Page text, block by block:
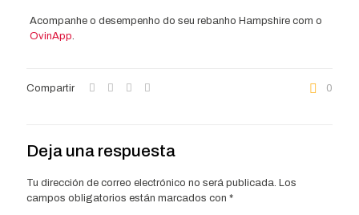
Acompanhe o desempenho do seu rebanho Hampshire com o
OvinApp.
Compartir 0
Deja una respuesta
Tu dirección de correo electrónico no será publicada. Los
campos obligatorios están marcados con *